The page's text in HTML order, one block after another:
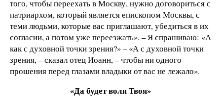
того, чтобы переехать в Москву, нужно договориться с
патриархом, который является епископом Москвы, с
теми людьми, которые вас приглашают, убедиться в их
согласии, а потом уже переезжать». – Я спрашиваю: «А
как с духовной точки зрения?» – «А с духовной точки
зрения, – сказал отец Иоанн, – чтобы ни одного
прошения перед глазами владыки от вас не лежало».
«Да будет воля Твоя»